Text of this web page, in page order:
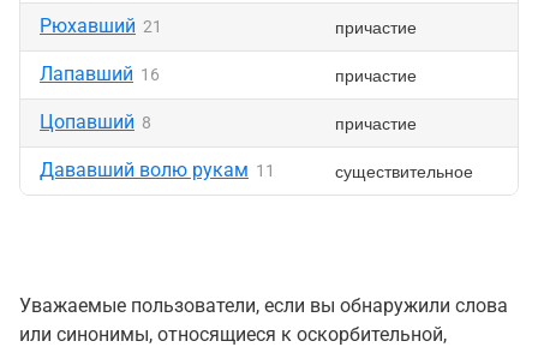
Рюхавший 21 причастие
Лапавший 16 причастие
Цопавший 8 причастие
Дававший волю рукам 11 существительное
Уважаемые пользователи, если вы обнаружили слова
или синонимы, относящиеся к оскорбительной,